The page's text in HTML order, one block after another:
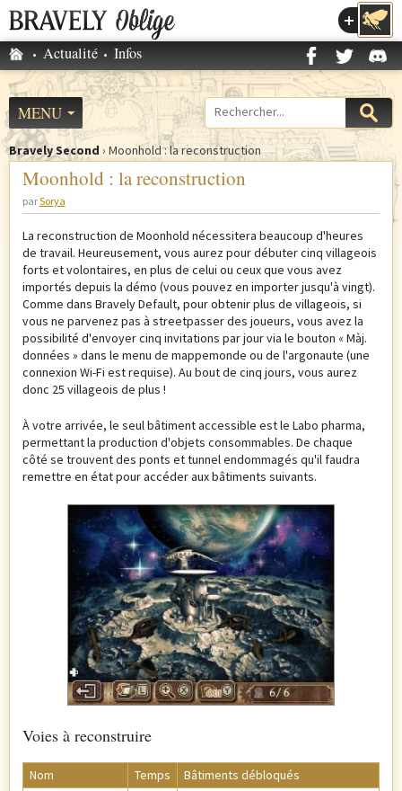
M
e
n
u
p
r
Accueil
Actualité Infos
MENU
Formulaire
de
recherche
V
Bravely Second › Moonhold : la reconstruction
Moonhold : la reconstruction
parSorya
La reconstruction de Moonhold nécessitera beaucoup d'heures
de travail. Heureusement, vous aurez pour débuter cinq villageois
forts et volontaires, en plus de celui ou ceux que vous avez
importés depuis la démo (vous pouvez en importer jusqu'à vingt).
Comme dans Bravely Default, pour obtenir plus de villageois, si
vous ne parvenez pas à streetpasser des joueurs, vous avez la
possibilité d'envoyer cinq invitations par jour via le bouton « Màj.
données » dans le menu de mappemonde ou de l'argonaute (une
connexion Wi-Fi est requise). Au bout de cinq jours, vous aurez
donc 25 villageois de plus !
À votre arrivée, le seul bâtiment accessible est le Labo pharma,
permettant la production d'objets consommables. De chaque
côté se trouvent des ponts et tunnel endommagés qu'il faudra
remettre en état pour accéder aux bâtiments suivants.
Voies à reconstruire
Nom Temps Bâtiments débloqués